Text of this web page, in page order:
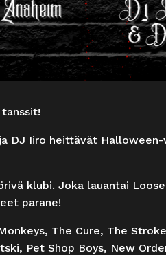
Iiro heittävät Halloween-
klubi. Joka lauantai
parane!
The Cure, The
Pet Shop Boys, New